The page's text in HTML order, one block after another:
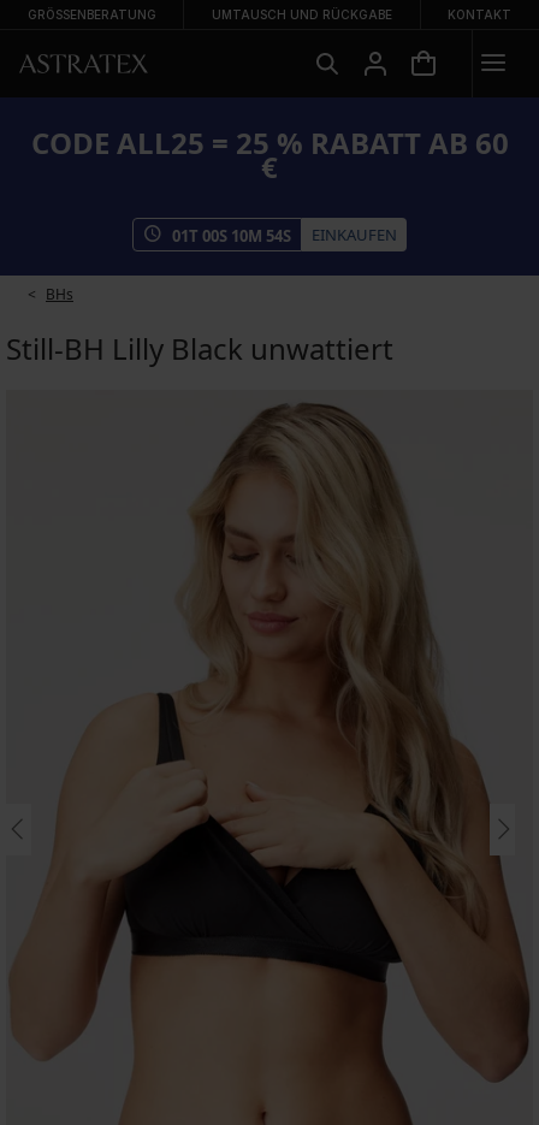
GRÖSSENBERATUNG UMTAUSCH UND RÜCKGABE KONTAKT
CODE ALL25 = 25 % RABATT AB 60
€
01T 00S 10M 54S EINKAUFEN
BHs
Still-BH Lilly Black unwattiert